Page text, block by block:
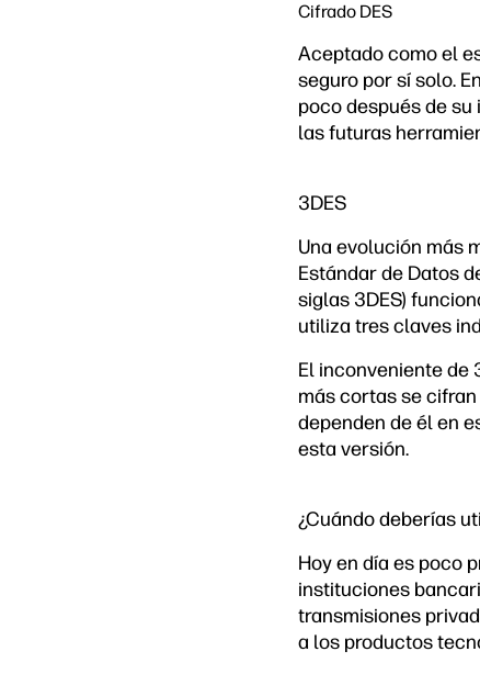
Cifrado DES
Aceptado como el
seguro por sí solo.
poco después de
las futuras
3DES
Una evolución más
Estándar de Datos
siglas 3DES)
utiliza tres claves
El inconveniente de
más cortas se
dependen de él en
esta versión.
¿Cuándo deberías
Hoy en día es poco
instituciones
transmisiones
a los productos